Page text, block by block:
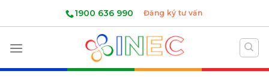
1900 636 990 Đăng ký tư vấn